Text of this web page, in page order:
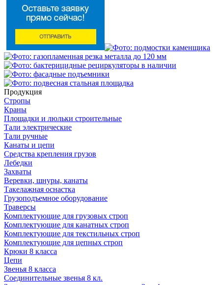
Продукция
Стропы
Краны
Площадки и люльки строительные
Тали электрические
Тали ручные
Канаты и цепи
Средства крепления грузов
Лебедки
Захваты
Веревки, шнуры, канаты
Такелажная оснастка
Грузоподъемное оборудование
Траверсы
Комплектующие для грузовых строп
Комплектующие для канатных строп
Комплектующие для текстильных строп
Комплектующие для цепных строп
Крюки 8 класса
Цепи
Звенья 8 класса
Соединительные звенья 8 кл.